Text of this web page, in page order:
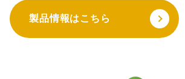
製品情報はこちら